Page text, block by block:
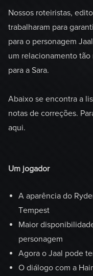
Nossos roteiristas,
trabalharam para
para o personagem
um relacionamento
para a Sara.
Abaixo se encontra a
notas de correções.
aqui.
Um jogador
A aparência do
Tempest
Maior
personagem
Agora o Jaal pode
O diálogo com a